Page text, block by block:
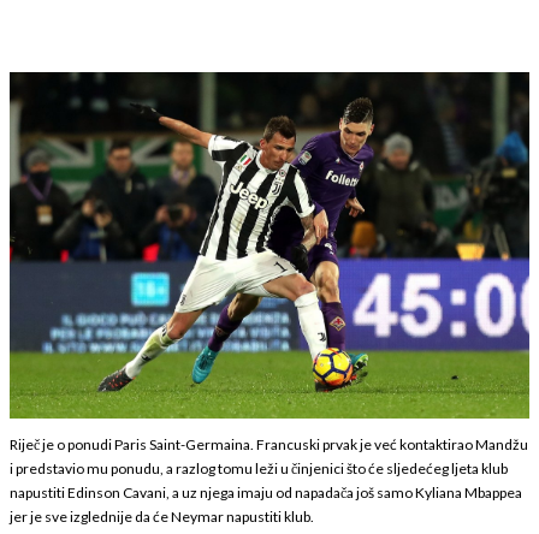
Riječ je o ponudi Paris Saint-Germaina. Francuski prvak je već kontaktirao Mandžu
i predstavio mu ponudu, a razlog tomu leži u činjenici što će sljedećeg ljeta klub
napustiti Edinson Cavani, a uz njega imaju od napadača još samo Kyliana Mbappea
jer je sve izglednije da će Neymar napustiti klub.